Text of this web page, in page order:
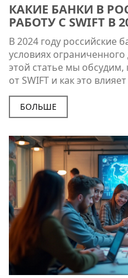
КАКИЕ БАНКИ В
РАБОТУ С SWIFT В
В 2024 году российские
условиях ограниченного
этой статье мы
от SWIFT и как это
банковские операции.
состояния финансового
полезно для
дальнейшего
международной
БОЛЬШЕ